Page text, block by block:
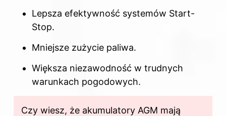
Lepsza efektywność systemów Start-
Stop.
Mniejsze zużycie paliwa.
Większa niezawodność w trudnych
warunkach pogodowych.
Czy wiesz, że akumulatory AGM mają